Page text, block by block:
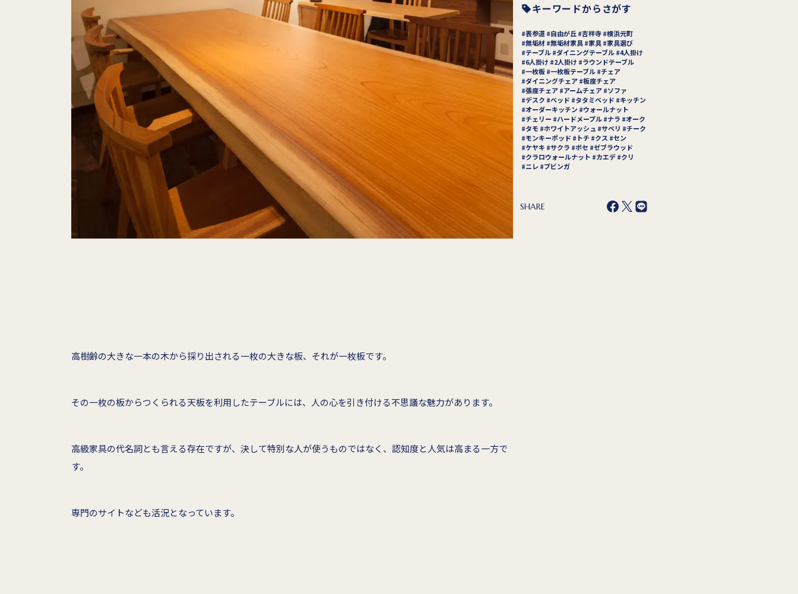
高樹齢の大きな一本の木から採り出される一枚の大きな板、それが一枚板です。
その一枚の板からつくられる天板を利用したテーブルには、人の心を引き付ける不思議な魅力があります。
高級家具の代名詞とも言える存在ですが、決して特別な人が使うものではなく、認知度と人気は高まる一方で
す。
専門のサイトなども活況となっています。
キーワードからさがす
表参道 自由が丘 吉祥寺 横浜元町
無垢材 無垢材家具 家具
家具選び
テーブル ダイニングテーブル 4人掛け
6人掛け
2人掛け
ラウンドテーブル
一枚板 一枚板テーブル チェア
ダイニングチェア 板座チェア
張座チェア
アームチェア
ソファ
デスク
ベッド タタミベッド
キッチン
オーダーキッチン
ウォールナット
チェリー
ハードメープル ナラ
オーク
タモ
ホワイトアッシュ サペリ
チーク
モンキーポッド
トチ クス
セン
ケヤキ
サクラ ボセ
ゼブラウッド
クラロウォールナット
カエデ
クリ
ニレ
ブビンガ
SHARE